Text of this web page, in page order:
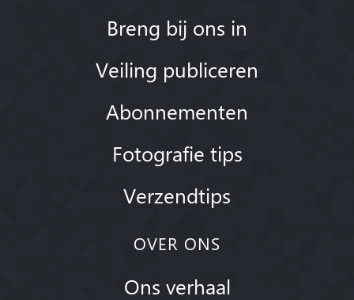
Breng bij ons in
Veiling publiceren
Abonnementen
Fotografie tips
Verzendtips
OVER ONS
Ons verhaal